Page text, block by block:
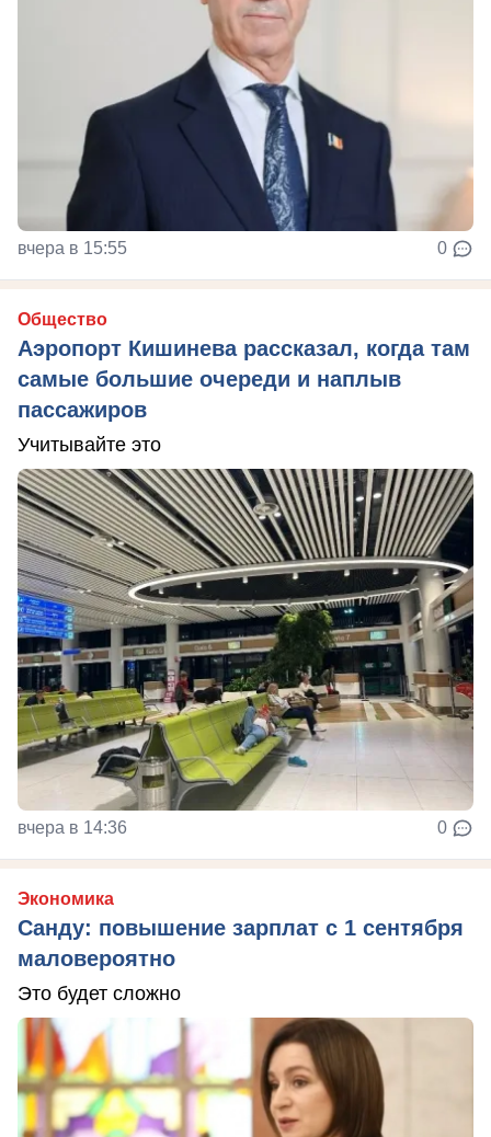
вчера в 15:55 0
Общество
Аэропорт Кишинева рассказал, когда там
самые большие очереди и наплыв
пассажиров
Учитывайте это
вчера в 14:36 0
Экономика
Санду: повышение зарплат с 1 сентября
маловероятно
Это будет сложно